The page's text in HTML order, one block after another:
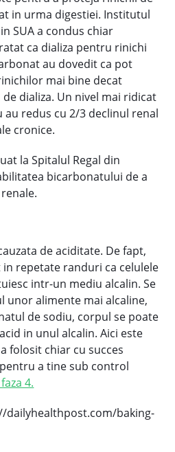
in urma digestiei. Institutul
SUA a condus chiar
ca dializa pentru rinichi
au dovedit ca pot
mai bine decat
dializa. Un nivel mai ridicat
redus cu 2/3 declinul renal
cronice.
la Spitalul Regal din
bicarbonatului de a
de aciditate. De fapt,
repetate randuri ca celulele
intr-un mediu alcalin. Se
unor alimente mai alcaline,
de sodiu, corpul se poate
in unul alcalin. Aici este
folosit chiar cu succes
a tine sub control
4.
dailyhealthpost.com/baking-